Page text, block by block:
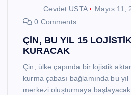
Cevdet USTA
Mayıs 11,
0 Comments
ÇİN, BU YIL 15
KURACAK
Çin, ülke çapında bir lojistik
kurma çabası bağlamında bu
merkezi oluşturmaya